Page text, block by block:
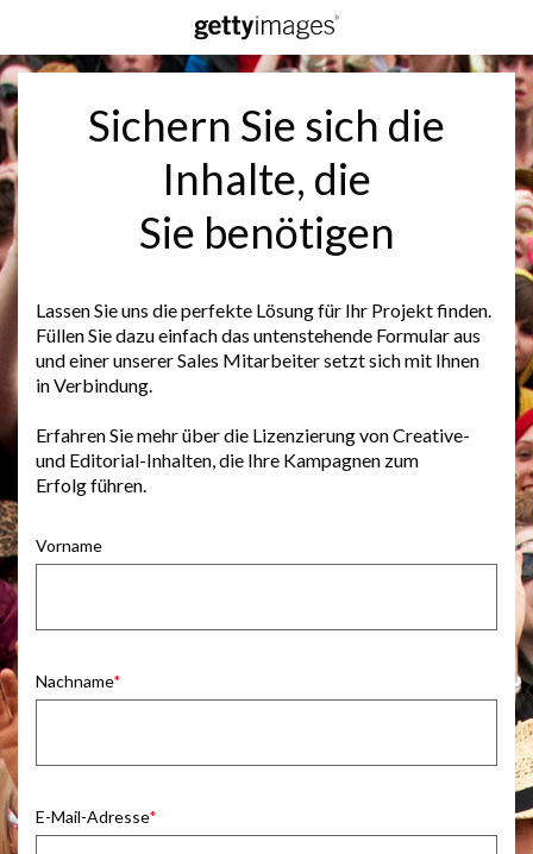
Sichern Sie sich die
Inhalte, die
Sie benötigen
Lassen Sie uns die perfekte Lösung für Ihr Projekt finden.
Füllen Sie dazu einfach das untenstehende Formular aus
und einer unserer Sales Mitarbeiter setzt sich mit Ihnen
in Verbindung.
Erfahren Sie mehr über die Lizenzierung von Creative-
und Editorial-Inhalten, die Ihre Kampagnen zum
Erfolg führen.
Vorname
Nachname
E-Mail-Adresse